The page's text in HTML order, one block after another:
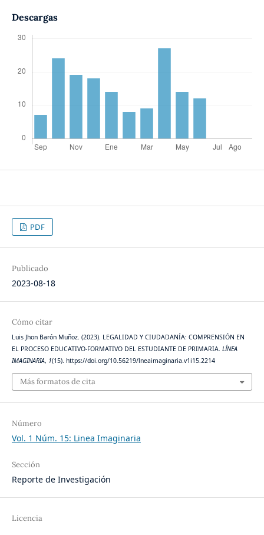
Descargas
PDF
Publicado
2023-08-18
Cómo citar
Luis Jhon Barón Muñoz. (2023). LEGALIDAD Y CIUDADANÍA: COMPRENSIÓN EN
EL PROCESO EDUCATIVO-FORMATIVO DEL ESTUDIANTE DE PRIMARIA. LÍNEA
IMAGINARIA, 1(15). https://doi.org/10.56219/lneaimaginaria.v1i15.2214
Más formatos de cita
Número
Vol. 1 Núm. 15: Linea Imaginaria
Sección
Reporte de Investigación
Licencia